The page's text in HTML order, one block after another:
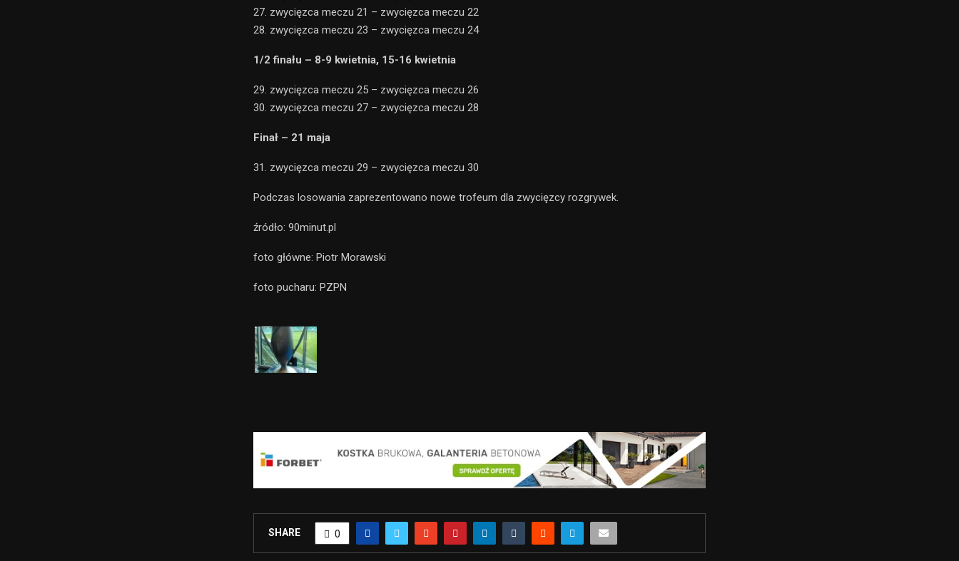
27. zwycięzca meczu 21 – zwycięzca meczu 22
28. zwycięzca meczu 23 – zwycięzca meczu 24
1/2 finału – 8-9 kwietnia, 15-16 kwietnia
29. zwycięzca meczu 25 – zwycięzca meczu 26
30. zwycięzca meczu 27 – zwycięzca meczu 28
Finał – 21 maja
31. zwycięzca meczu 29 – zwycięzca meczu 30
Podczas losowania zaprezentowano nowe trofeum dla zwycięzcy rozgrywek.
źródło: 90minut.pl
foto główne: Piotr Morawski
foto pucharu: PZPN
SHARE 0